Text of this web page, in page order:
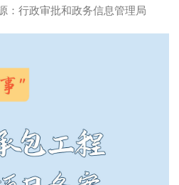
：行政审批和政务信息管理局